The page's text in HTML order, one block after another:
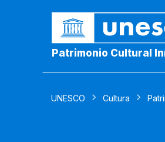
Patrimonio Cultural
UNESCO Cultura